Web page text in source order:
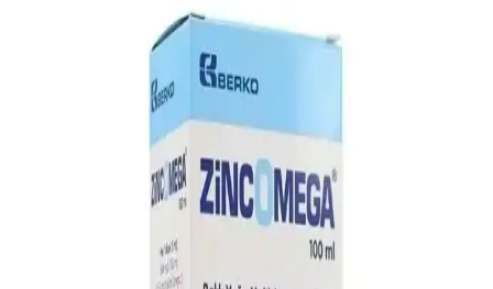
Balık yağı, omega-3 açısından zengin olup, kalp, beyin sağlığı ve
inflamasyon üzerinde olumlu etkiler sağlar. Günlük doz ve kullanım
Krill Yağı Markaları ve Sağlık Üzerindeki Etkileri:
Kalite, Faydalar ve Güvenilirlik Analizi
Krill yağı, omega-3 ve antioksidan içeriğiyle sağlık faydası sağlayan
doğal takviyedir. Marka ve kalite farklılıkları, içeriğin şeffaflığı ve
saflaştırma yöntemleri önemli kriterlerdir.